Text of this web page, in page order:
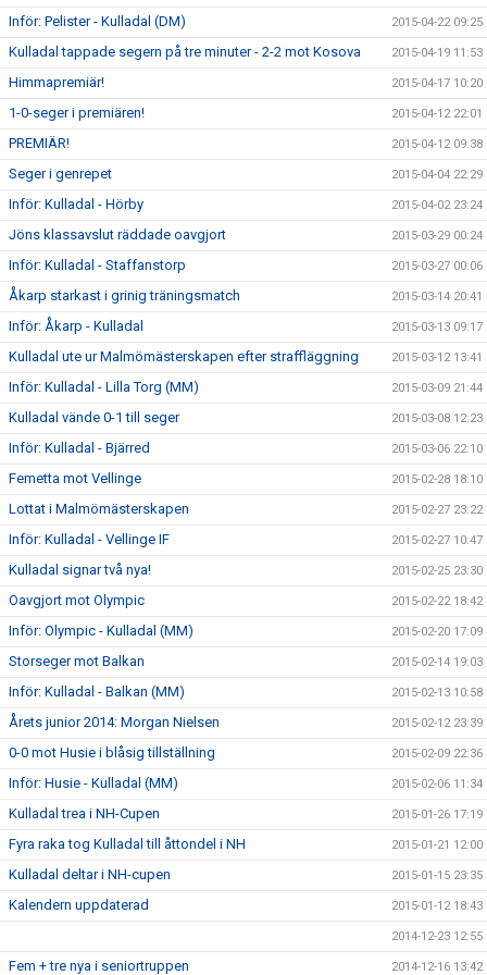
Inför: Pelister - Kulladal (DM) 2015-04-22 09:25
Kulladal tappade segern på tre minuter - 2-2 mot Kosova 2015-04-19 11:53
Himmapremiär! 2015-04-17 10:20
1-0-seger i premiären! 2015-04-12 22:01
PREMIÄR! 2015-04-12 09:38
Seger i genrepet 2015-04-04 22:29
Inför: Kulladal - Hörby 2015-04-02 23:24
Jöns klassavslut räddade oavgjort 2015-03-29 00:24
Inför: Kulladal - Staffanstorp 2015-03-27 00:06
Åkarp starkast i grinig träningsmatch 2015-03-14 20:41
Inför: Åkarp - Kulladal 2015-03-13 09:17
Kulladal ute ur Malmömästerskapen efter straffläggning 2015-03-12 13:41
Inför: Kulladal - Lilla Torg (MM) 2015-03-09 21:44
Kulladal vände 0-1 till seger 2015-03-08 12:23
Inför: Kulladal - Bjärred 2015-03-06 22:10
Femetta mot Vellinge 2015-02-28 18:10
Lottat i Malmömästerskapen 2015-02-27 23:22
Inför: Kulladal - Vellinge IF 2015-02-27 10:47
Kulladal signar två nya! 2015-02-25 23:30
Oavgjort mot Olympic 2015-02-22 18:42
Inför: Olympic - Kulladal (MM) 2015-02-20 17:09
Storseger mot Balkan 2015-02-14 19:03
Inför: Kulladal - Balkan (MM) 2015-02-13 10:58
Årets junior 2014: Morgan Nielsen 2015-02-12 23:39
0-0 mot Husie i blåsig tillställning 2015-02-09 22:36
Inför: Husie - Kulladal (MM) 2015-02-06 11:34
Kulladal trea i NH-Cupen 2015-01-26 17:19
Fyra raka tog Kulladal till åttondel i NH 2015-01-21 12:00
Kulladal deltar i NH-cupen 2015-01-15 23:35
Kalendern uppdaterad 2015-01-12 18:43
2014-12-23 12:55
Fem + tre nya i seniortruppen 2014-12-16 13:42